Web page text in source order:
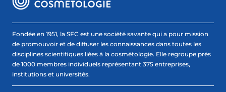
Fondée en 1951, la SFC est une société savante qui a pour mission
de promouvoir et de diffuser les connaissances dans toutes les
disciplines scientifiques liées à la cosmétologie. Elle regroupe près
de 1000 membres individuels représentant 375 entreprises,
institutions et universités.